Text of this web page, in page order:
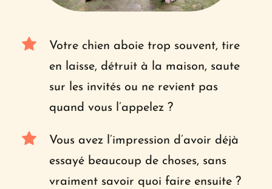
Votre chien aboie trop souvent, tire
en laisse, détruit à la maison, saute
sur les invités ou ne revient pas
quand vous l’appelez ?
Vous avez l’impression d’avoir déjà
essayé beaucoup de choses, sans
vraiment savoir quoi faire ensuite ?